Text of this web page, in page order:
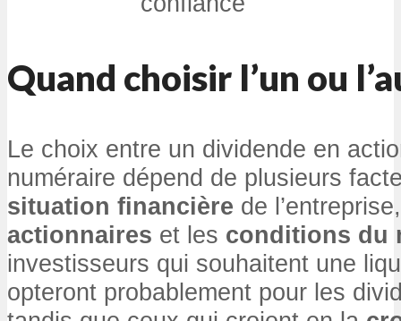
Quand choisir l’un ou
Le choix entre un dividende en
numéraire dépend de plusieurs
situation financière de
actionnaires et les conditions du
investisseurs qui souhaitent une
opteront probablement pour les